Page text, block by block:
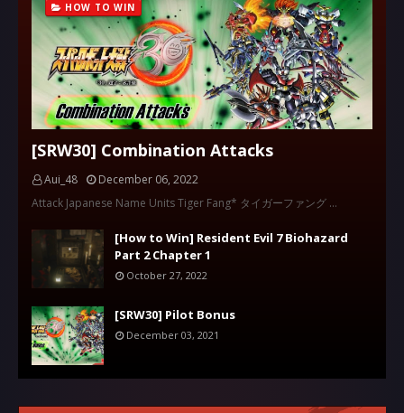
HOW TO WIN
[SRW30] Combination Attacks
Aui_48
December 06, 2022
Attack Japanese Name Units Tiger Fang* タイガーファング …
[How to Win] Resident Evil 7 Biohazard
Part 2 Chapter 1
October 27, 2022
[SRW30] Pilot Bonus
December 03, 2021